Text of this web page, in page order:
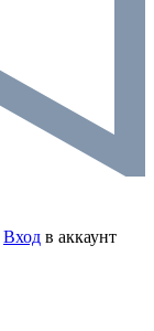
Вход в аккаунт